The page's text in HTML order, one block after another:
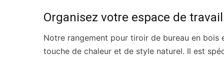
Organisez votre espace de travail
Notre rangement pour tiroir de bureau en
touche de chaleur et de style naturel. Il est